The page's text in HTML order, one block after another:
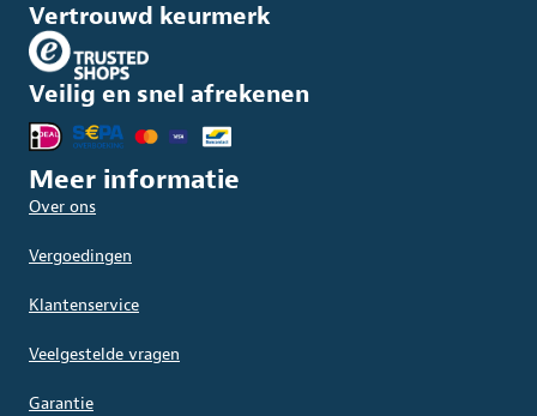
Vertrouwd keurmerk
Veilig en snel afrekenen
Meer informatie
Over ons
Vergoedingen
Klantenservice
Veelgestelde vragen
Garantie